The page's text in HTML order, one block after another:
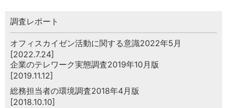
調査レポート
オフィスカイゼン活動に関する意識2022年5月
[2022.7.24]
企業のテレワーク実態調査2019年10月版
[2019.11.12]
総務担当者の環境調査2018年4月版
[2018.10.10]